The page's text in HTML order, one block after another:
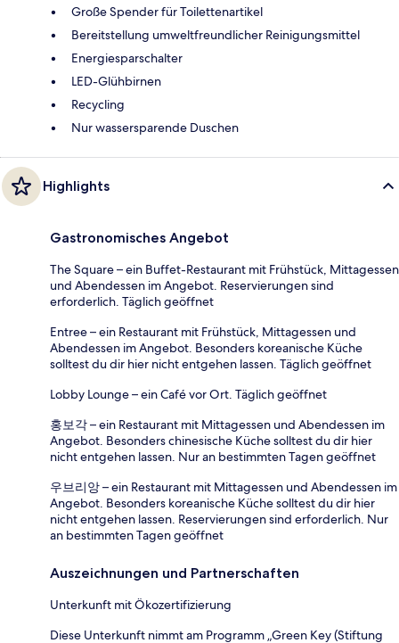
Große Spender für Toilettenartikel
Bereitstellung umweltfreundlicher Reinigungsmittel
Energiesparschalter
LED-Glühbirnen
Recycling
Nur wassersparende Duschen
Highlights
Gastronomisches Angebot
The Square – ein Buffet-Restaurant mit Frühstück, Mittagessen
und Abendessen im Angebot. Reservierungen sind
erforderlich. Täglich geöffnet
Entree – ein Restaurant mit Frühstück, Mittagessen und
Abendessen im Angebot. Besonders koreanische Küche
solltest du dir hier nicht entgehen lassen. Täglich geöffnet
Lobby Lounge – ein Café vor Ort. Täglich geöffnet
홍보각 – ein Restaurant mit Mittagessen und Abendessen im
Angebot. Besonders chinesische Küche solltest du dir hier
nicht entgehen lassen. Nur an bestimmten Tagen geöffnet
우브리앙 – ein Restaurant mit Mittagessen und Abendessen im
Angebot. Besonders koreanische Küche solltest du dir hier
nicht entgehen lassen. Reservierungen sind erforderlich. Nur
an bestimmten Tagen geöffnet
Auszeichnungen und Partnerschaften
Unterkunft mit Ökozertifizierung
Diese Unterkunft nimmt am Programm „Green Key (Stiftung